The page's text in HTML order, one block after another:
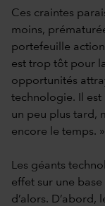
Ces craintes
moins,
portefeuille
est trop tôt pour
opportunités
technologie. Il est
un peu plus tard,
encore le temps. »
Les géants
effet sur une
d’alors. D’abord,